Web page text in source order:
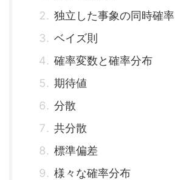
独立した事象の同時確率
ベイズ則
確率変数と確率分布
期待値
分散
共分散
標準偏差
様々な確率分布